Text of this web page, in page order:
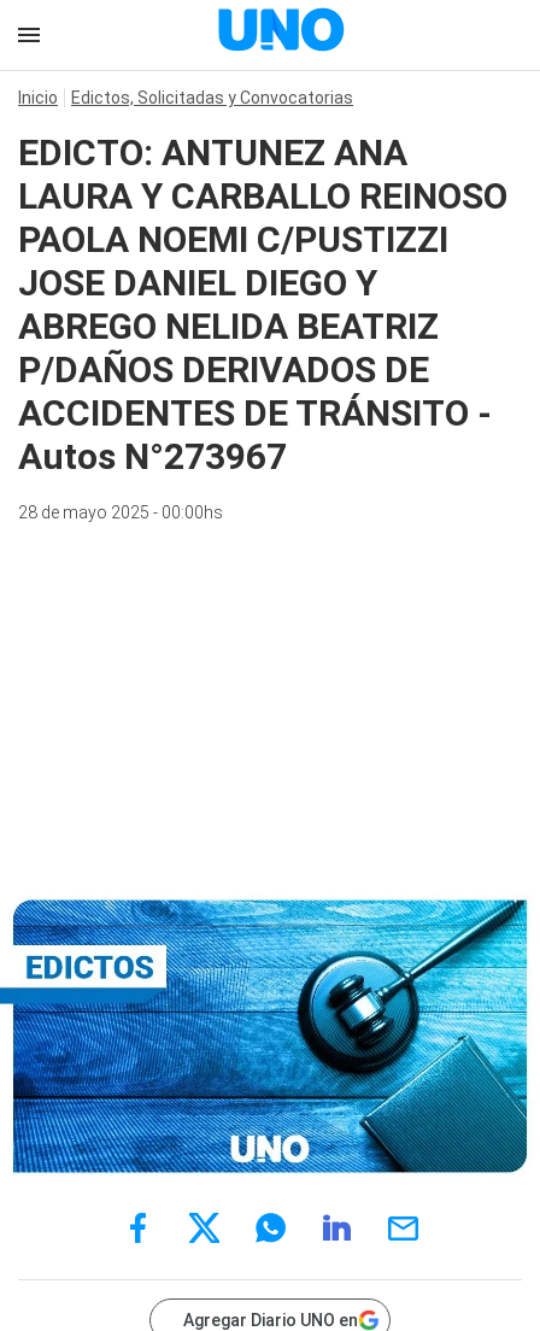
Inicio Edictos, Solicitadas y Convocatorias
EDICTO: ANTUNEZ ANA
LAURA Y CARBALLO REINOSO
PAOLA NOEMI C/PUSTIZZI
JOSE DANIEL DIEGO Y
ABREGO NELIDA BEATRIZ
P/DAÑOS DERIVADOS DE
ACCIDENTES DE TRÁNSITO -
Autos N°273967
28 de mayo 2025 - 00:00hs
Agregar Diario UNO en